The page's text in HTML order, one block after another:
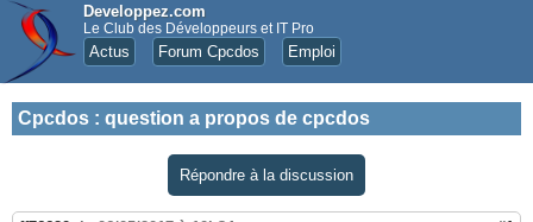
Developpez.com
Le Club des Développeurs et IT Pro
Actus Forum Cpcdos Emploi
Cpcdos : question a propos de cpcdos
Répondre à la discussion